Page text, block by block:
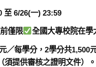
至 6/26(一) 23:59
僅限 全國大專校院在學
／每學分，2學分共1,500
須提供審核之證明文件）。